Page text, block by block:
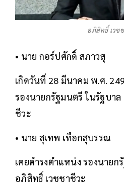
อภิสิทธิ์ เวช
• นาย กอร์ปศักดิ์ สภาวสุ
เกิดวันที่ 28 มีนาคม พ.ศ.
รองนายกรัฐมนตรี ในรัฐบา
ชีวะ
• นาย สุเทพ เทือกสุบรรณ
เคยดำรงตำแหน่ง รองนาย
อภิสิทธิ์ เวชชาชีวะ